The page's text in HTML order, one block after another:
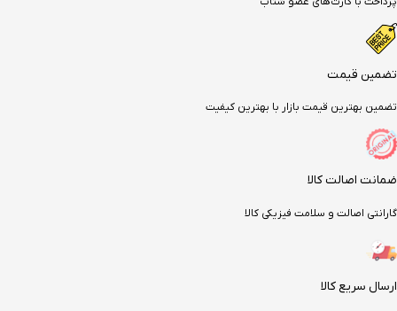
تضمین قیمت
تضمین بهترین قیمت بازار با بهترین کیفیت
ضمانت اصالت کالا
گارانتی اصالت و سلامت فیزیکی کالا
ارسال سریع کالا